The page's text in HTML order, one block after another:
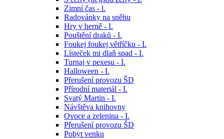
Zimní čas - l.
Radovánky na sněhu
Hry v herně - I.
Pouštění draků - I.
Foukej foukej větříčku - I.
Lísteček mi dlaň spad - I.
Turnaj v pexesu - I.
Halloween - I.
Přerušení provozu ŠD
Přírodní materiál - I.
Svatý Martin - I.
Návštěva knihovny
Ovoce a zelenina - I.
Přerušení provozu ŠD
Pobyt venku